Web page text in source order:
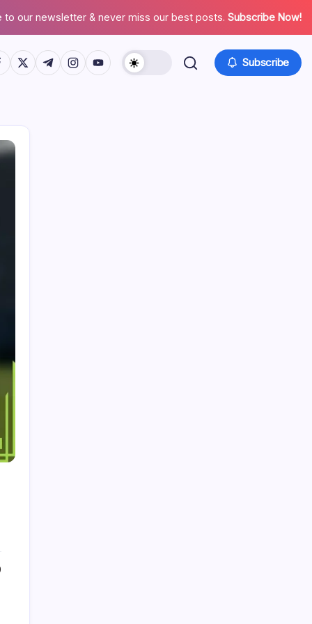
to our newsletter & never miss our best posts. Subscribe Now!
www.facebook.com/
https://twitter.com/
https://t.me/
https://www.instagram.com/
https://youtube.com/ Subscribe